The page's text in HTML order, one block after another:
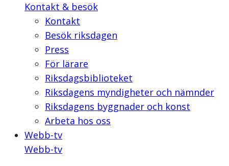
Kontakt & besök
Kontakt
Besök riksdagen
Press
För lärare
Riksdagsbiblioteket
Riksdagens myndigheter och nämnder
Riksdagens byggnader och konst
Arbeta hos oss
Webb-tv
Webb-tv